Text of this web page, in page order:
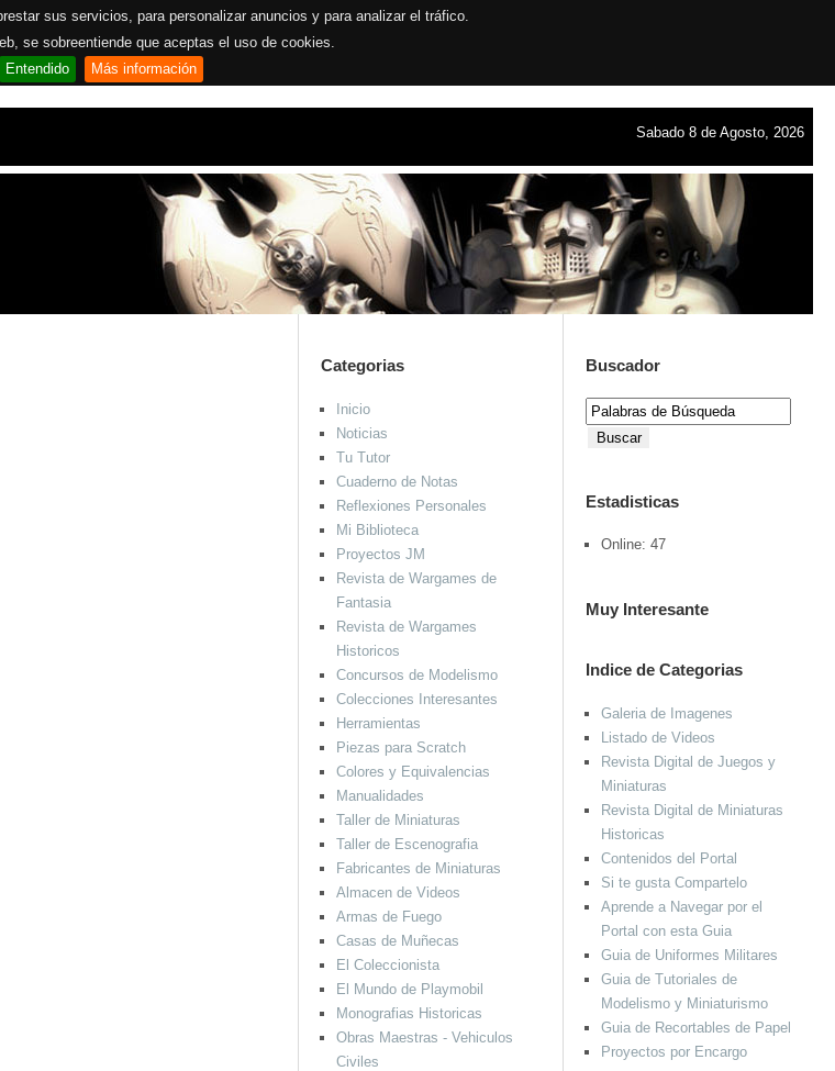
sus servicios, para personalizar anuncios y para analizar el tráfico.
se sobreentiende que aceptas el uso de cookies.
Entendido
Más información
Sabado 8 de Agosto, 2026
Buscador
Estadisticas
Online: 47
Muy Interesante
Indice de Categorias
Galeria de Imagenes
Listado de Videos
Revista Digital de Juegos y
Miniaturas
Revista Digital de Miniaturas
Historicas
Contenidos del Portal
Si te gusta Compartelo
Aprende a Navegar por el
Portal con esta Guia
Guia de Uniformes Militares
Guia de Tutoriales de
Modelismo y Miniaturismo
Guia de Recortables de Papel
Proyectos por Encargo
Categorias
Inicio
Noticias
Tu Tutor
Cuaderno de Notas
Reflexiones Personales
Mi Biblioteca
Proyectos JM
Revista de Wargames de
Fantasia
Revista de Wargames
Historicos
Concursos de Modelismo
Colecciones Interesantes
Herramientas
Piezas para Scratch
Colores y Equivalencias
Manualidades
Taller de Miniaturas
Taller de Escenografia
Fabricantes de Miniaturas
Almacen de Videos
Armas de Fuego
Casas de Muñecas
El Coleccionista
El Mundo de Playmobil
Monografias Historicas
Obras Maestras - Vehiculos
Civiles